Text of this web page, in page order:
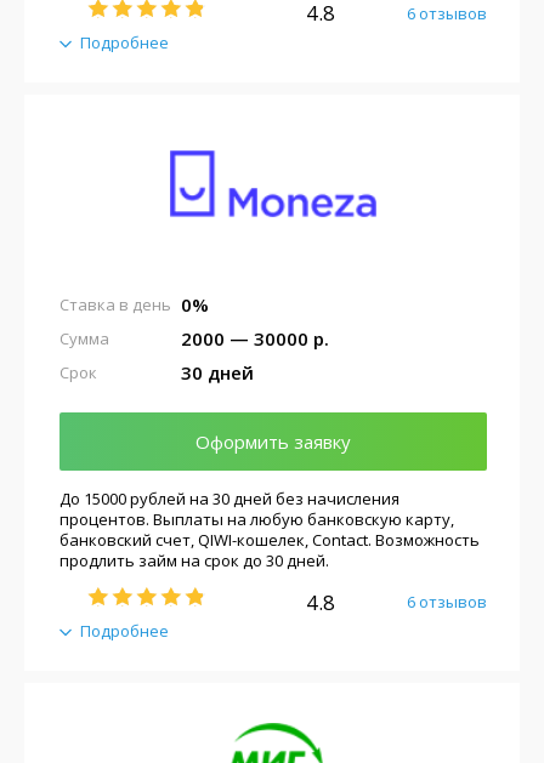
Подробнее
4.8 6 отзывов
0%
Ставка в день
2000 — 30000 р.
Сумма
30 дней
Срок
Оформить заявку
Подробнее
До 15000 рублей на 30 дней без начисления
процентов. Выплаты на любую банковскую карту,
банковский счет, QIWI-кошелек, Contact. Возможность
продлить займ на срок до 30 дней.
4.8 6 отзывов